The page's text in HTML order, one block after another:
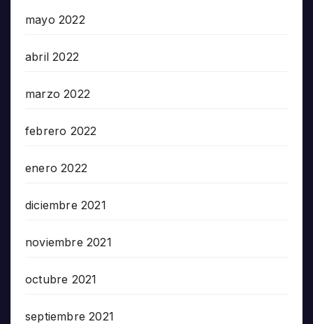
mayo 2022
abril 2022
marzo 2022
febrero 2022
enero 2022
diciembre 2021
noviembre 2021
octubre 2021
septiembre 2021